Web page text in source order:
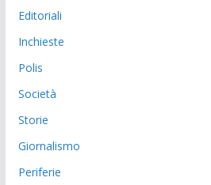
Editoriali
Inchieste
Polis
Società
Storie
Giornalismo
Periferie